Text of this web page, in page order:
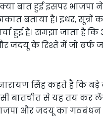
बात हुई इसपर भाजपा
बताया है। इधर, सूत्रों
हुई है। समझा जाता है
जदयू के रिश्ते में जो
सिंह कहते हैं कि बड़े
बातचीत से यह तय
और जदयू का गठबंधन